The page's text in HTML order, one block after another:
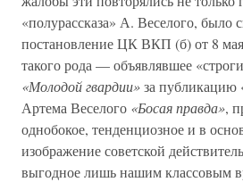
«полурассказа» А. Веселого, было
постановление ЦК ВКП (б) от 8
такого рода — объявлявшее
«Молодой гвардии»за публикацию
Артема Веселого «Босая правда»,
однобокое, тенденциозное и в
изображение советской
выгодное лишь нашим классовым